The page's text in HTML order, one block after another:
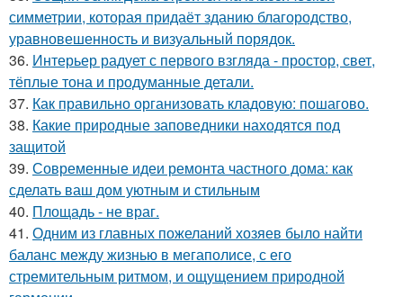
симметрии, которая придаёт зданию благородство,
уравновешенность и визуальный порядок.
36. Интерьер радует с первого взгляда - простор, свет,
тёплые тона и продуманные детали.
37. Как правильно организовать кладовую: пошагово.
38. Какие природные заповедники находятся под
защитой
39. Современные идеи ремонта частного дома: как
сделать ваш дом уютным и стильным
40. Площадь - не враг.
41. Одним из главных пожеланий хозяев было найти
баланс между жизнью в мегаполисе, с его
стремительным ритмом, и ощущением природной